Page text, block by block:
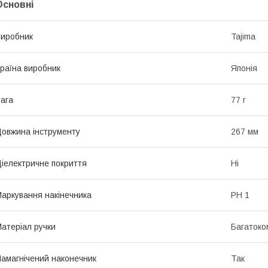
Tajima
виробник Японія
77 г
інструменту 267 мм
покриття Ні
накінечника PH 1
ручки
наконечник Так